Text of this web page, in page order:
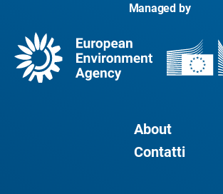
Managed by
About
Contatti